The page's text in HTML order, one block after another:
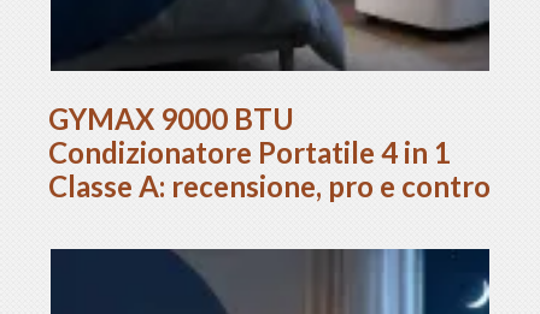
GYMAX 9000 BTU
Condizionatore Portatile 4 in 1
Classe A: recensione, pro e contro